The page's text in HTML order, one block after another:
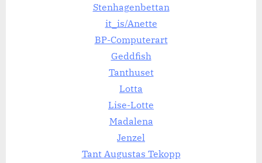
Stenhagenbettan
it_is/Anette
BP-Computerart
Geddfish
Tanthuset
Lotta
Lise-Lotte
Madalena
Jenzel
Tant Augustas Tekopp